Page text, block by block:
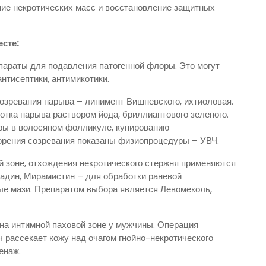
некротических масс и восстановление защитных
для подавления патогенной флоры. Это могут
антимикотики.
нарыва – линимент Вишневского, ихтиоловая.
нарыва раствором йода, бриллиантового зеленого.
в волосяном фолликуле, купированию
созревания показаны физиопроцедуры – УВЧ.
отхождения некротического стержня применяются
Мирамистин – для обработки раневой
мази. Препаратом выбора является Левомеколь,
интимной паховой зоне у мужчины. Операция
кожу над очагом гнойно-некротического